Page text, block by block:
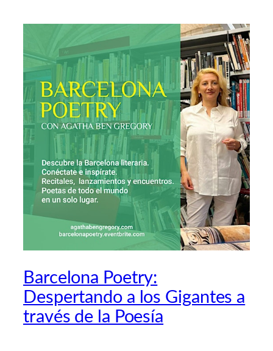
Barcelona Poetry:
Despertando a los Gigantes a
través de la Poesía